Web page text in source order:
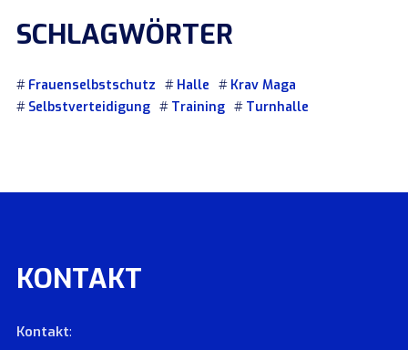
SCHLAGWÖRTER
Frauenselbstschutz Halle
Krav Maga
Selbstverteidigung
Training Turnhalle
KONTAKT
Kontakt: